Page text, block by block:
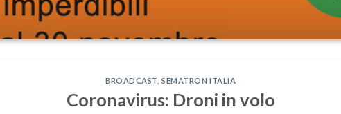
BROADCAST ,SEMATRON ITALIA
Coronavirus: Droni in volo